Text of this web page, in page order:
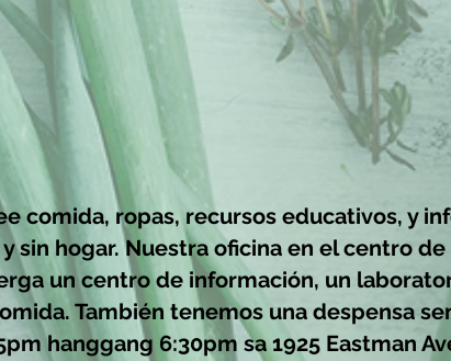
comida, ropas, recursos educativos, y
sin hogar. Nuestra oficina en el centro
un centro de información, un
También tenemos una despensa
hanggang 6:30pm sa 1925 Eastman